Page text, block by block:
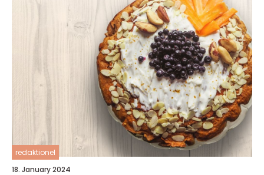
redaktionel
18. January 2024